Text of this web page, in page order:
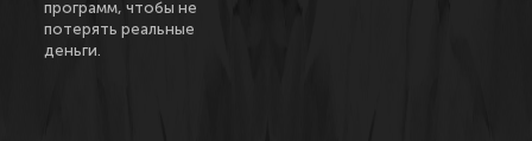
программ, чтобы не
потерять реальные
деньги.